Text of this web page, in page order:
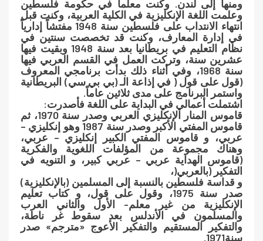
ومنها إلى لندن. وكنت معلماً في حكومة فلسطين
وعلمت اللغة الإنكليزية في الكلية العربية، وكنت قبل
انتهاء الانتداب على فلسطين سنة 1948 مفتشاً إدارياً
في إدارة المعارف، وكنت قد تخصصت سنتين في
نظام التعليم في بريطانيا بعد سنة 1948 وبقيت فيها
عشرين سنة، وتركت العمل في القسم العربي فيها
سنة 1968، وفي أثناء ذلك بدأت برنامجي المعروف
(قول على قول ( في إذاعة الـ (بي بي سي) البريطانية
واستمر البرنامج على مدى ثلاثين عاماً.
اشتملت أعمالي في البداية على اللغة فأصدرت:
قاموس المنار الإنكليزي العربي وصدر سنة 1970، ثم
قاموس المفتي الأكبر وصدر سنة 1987 وهو إنكليزي –
عربي، و قاموس المفتي الكبير إنكليزي – عربي،
وهناك مجموعة من المؤلفات اللغوية والفكرية
(قاموس الهداية عربي – عربي كبير، و التنويه في
التفكير (بالعربي(،
و قداسة فلسطين بالنسبة إلى المسلمين (بالإنكليزية)
صدر سنة 1975، وقول على قول، و كتاب تعليم
الإنكليزية من غير معلم- الأول والثاني العرب
والمسلمون في الأندلس بعد سقوط غر ناطة،
والتفكير المستقيم والتفكير الأعوج «مترجم» صدر
سنة1971.